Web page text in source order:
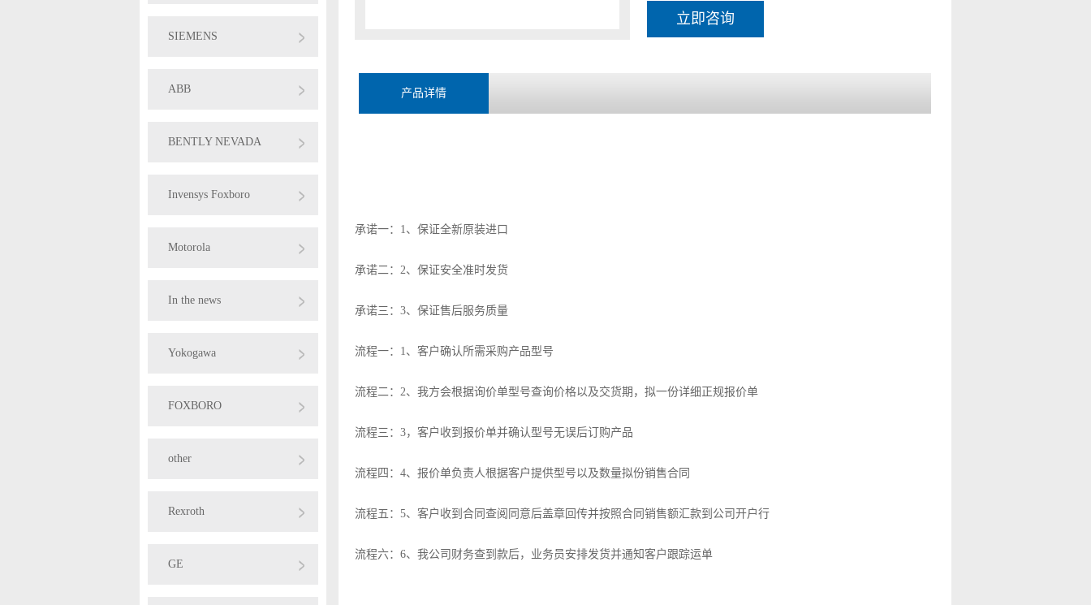
SIEMENS
ABB
BENTLY NEVADA
Invensys Foxboro
Motorola
In the news
Yokogawa
FOXBORO
other
Rexroth
GE
立即咨询
产品详情
承诺一：1、保证全新原装进口
承诺二：2、保证安全准时发货
承诺三：3、保证售后服务质量
流程一：1、客户确认所需采购产品型号
流程二：2、我方会根据询价单型号查询价格以及交货期，拟一份详细正规报价单
流程三：3，客户收到报价单并确认型号无误后订购产品
流程四：4、报价单负责人根据客户提供型号以及数量拟份销售合同
流程五：5、客户收到合同查阅同意后盖章回传并按照合同销售额汇款到公司开户行
流程六：6、我公司财务查到款后，业务员安排发货并通知客户跟踪运单